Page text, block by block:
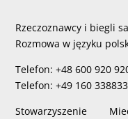
Rzeczoznawcy i biegli
Rozmowa w języku
Telefon: +48 600 920
Telefon: +49 160
Stowarzyszenie